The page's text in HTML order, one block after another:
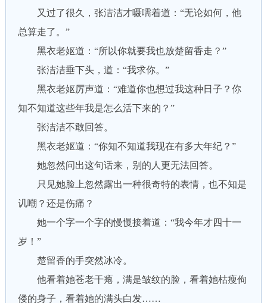
又过了很久，张洁洁才嗫嚅着道：“无论如何，他
总算走了。”
黑衣老妪道：“所以你就要我也放楚留香走？”
张洁洁垂下头，道：“我求你。”
黑衣老妪厉声道：“难道你也想过我这种日子？你
知不知道这些年我是怎么活下来的？”
张洁洁不敢回答。
黑衣老妪道：“你知不知道我现在有多大年纪？”
她忽然问出这句话来，别的人更无法回答。
只见她脸上忽然露出一种很奇特的表情，也不知是
讥嘲？还是伤痛？
她一个字一个字的慢慢接着道：“我今年才四十一
岁！”
楚留香的手突然冰冷。
他看着她苍老干瘪，满是皱纹的脸，看着她枯瘦佝
偻的身子，看着她的满头白发……